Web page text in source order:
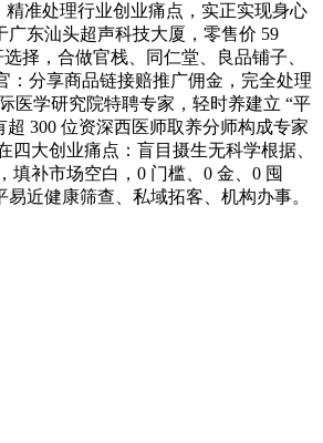
准处理行业创业痛点，实正实现身心
东汕头超声科技大厦，零售价 59
择，合做官栈、同仁堂、良品铺子、
：分享商品链接赔推广佣金，完全处理
医学研究院特聘专家，轻时养建立 “平
300 位资深西医师取养分师构成专家
大创业痛点：盲目摄生无科学根据、
补市场空白，0 门槛、0 金、0 囤
近健康筛查、私域拓客、机构办事。